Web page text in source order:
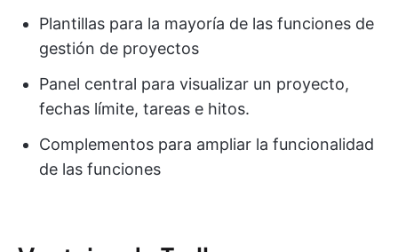
Plantillas para la mayoría de las funciones de
gestión de proyectos
Panel central para visualizar un proyecto,
fechas límite, tareas e hitos.
Complementos para ampliar la funcionalidad
de las funciones